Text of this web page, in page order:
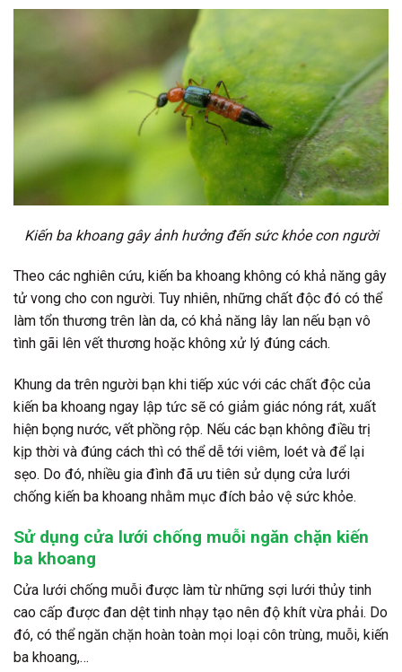
Kiến ba khoang gây ảnh hưởng đến sức khỏe con người
Theo các nghiên cứu, kiến ba khoang không có khả năng gây
tử vong cho con người. Tuy nhiên, những chất độc đó có thể
làm tổn thương trên làn da, có khả năng lây lan nếu bạn vô
tình gãi lên vết thương hoặc không xử lý đúng cách.
Khung da trên người bạn khi tiếp xúc với các chất độc của
kiến ba khoang ngay lập tức sẽ có giảm giác nóng rát, xuất
hiện bọng nước, vết phồng rộp. Nếu các bạn không điều trị
kịp thời và đúng cách thì có thể dễ tới viêm, loét và để lại
sẹo. Do đó, nhiều gia đình đã ưu tiên sử dụng cửa lưới
chống kiến ba khoang nhằm mục đích bảo vệ sức khỏe.
Sử dụng cửa lưới chống muỗi ngăn chặn kiến
ba khoang
Cửa lưới chống muỗi được làm từ những sợi lưới thủy tinh
cao cấp được đan dệt tinh nhạy tạo nên độ khít vừa phải. Do
đó, có thể ngăn chặn hoàn toàn mọi loại côn trùng, muỗi, kiến
ba khoang,…